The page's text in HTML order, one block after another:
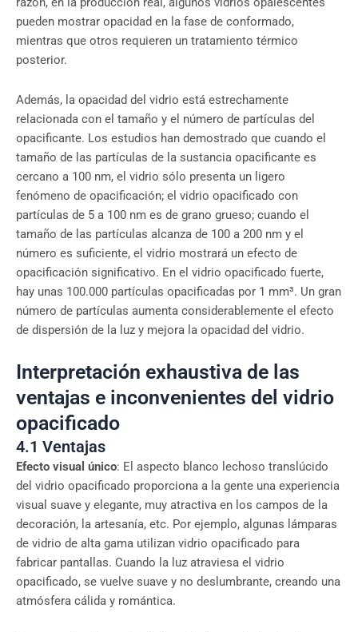
pueden mostrar opacidad en la fase de conformado,
mientras que otros requieren un tratamiento térmico
posterior.
Además, la opacidad del vidrio está estrechamente
relacionada con el tamaño y el número de partículas del
opacificante. Los estudios han demostrado que cuando el
tamaño de las partículas de la sustancia opacificante es
cercano a 100 nm, el vidrio sólo presenta un ligero
fenómeno de opacificación; el vidrio opacificado con
partículas de 5 a 100 nm es de grano grueso; cuando el
tamaño de las partículas alcanza de 100 a 200 nm y el
número es suficiente, el vidrio mostrará un efecto de
opacificación significativo. En el vidrio opacificado fuerte,
hay unas 100.000 partículas opacificadas por 1 mm³. Un gran
número de partículas aumenta considerablemente el efecto
de dispersión de la luz y mejora la opacidad del vidrio.
Interpretación exhaustiva de las
ventajas e inconvenientes del vidrio
opacificado
4.1 Ventajas
Efecto visual único: El aspecto blanco lechoso translúcido
del vidrio opacificado proporciona a la gente una experiencia
visual suave y elegante, muy atractiva en los campos de la
decoración, la artesanía, etc. Por ejemplo, algunas lámparas
de vidrio de alta gama utilizan vidrio opacificado para
fabricar pantallas. Cuando la luz atraviesa el vidrio
opacificado, se vuelve suave y no deslumbrante, creando una
atmósfera cálida y romántica.